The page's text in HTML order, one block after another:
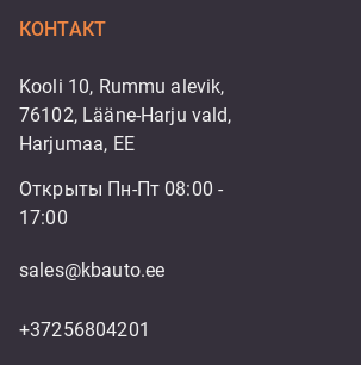
КОНТАКТ
Kooli 10, Rummu alevik,
76102, Lääne-Harju vald,
Harjumaa, EE
Открыты Пн-Пт 08:00 -
17:00
sales@kbauto.ee
+37256804201